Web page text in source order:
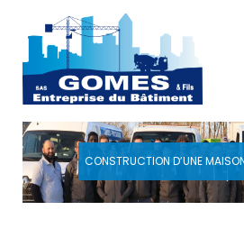
Aller
principal
CONSTRUCTION D’UNE